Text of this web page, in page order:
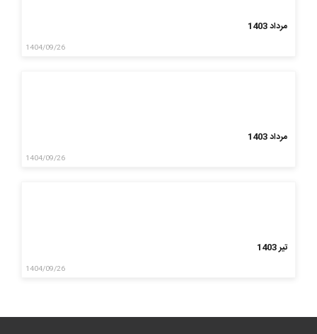
مرداد 1403
1404/09/26
مرداد 1403
1404/09/26
تیر 1403
1404/09/26